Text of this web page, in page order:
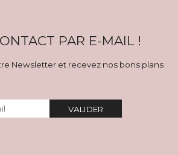
PAR E-MAIL !
Newsletter et recevez nos bons plans
VALIDER